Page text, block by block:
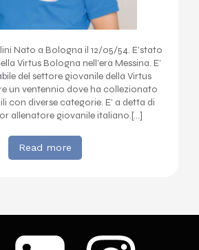
Nato a Bologna il 12/05/54. E’stato
Virtus Bologna nell’era Messina. E’
del settore giovanile della Virtus
un ventennio dove ha collezionato
con diverse categorie. E’ a detta di
allenatore giovanile italiano.[…]
Read more